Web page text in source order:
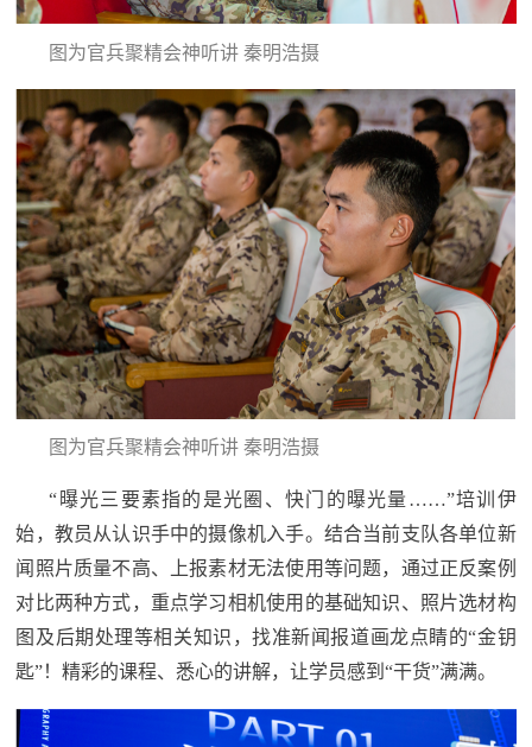
子
弟
国
动
员
国
防
动
员
人
民
防
空
人
民
国
智
国
防
库
英
雄
图为官兵聚精会神听讲 秦明浩摄
图为官兵聚精会神听讲 秦明浩摄
“曝光三要素指的是光圈、快门的曝光量……”培训伊
始，教员从认识手中的摄像机入手。结合当前支队各单位新
闻照片质量不高、上报素材无法使用等问题，通过正反案例
对比两种方式，重点学习相机使用的基础知识、照片选材构
图及后期处理等相关知识，找准新闻报道画龙点睛的“金钥
匙”！精彩的课程、悉心的讲解，让学员感到“干货”满满。